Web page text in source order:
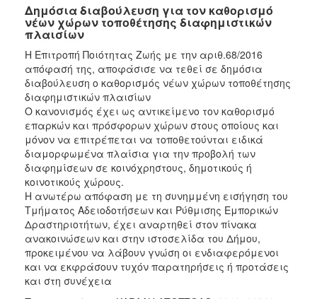
2022
2020
2019
2018
2017
2016
2015
2013
ΤΟΠΟΣ
ΠΟΛΙΤΙΣΜΟΣ
Δημόσια διαβούλευση για τον καθορισμό
νέων χώρων τοποθέτησης διαφημιστικών
πλαισίων
Η Επιτροπή Ποιότητας Ζωής με την αριθ.68/2016
απόφασή της, αποφάσισε να τεθεί σε δημόσια
διαβούλευση ο καθορισμός νέων χώρων τοποθέτησης
διαφημιστικών πλαισίων
Ο κανονισμός έχει ως αντικείμενο τον καθορισμό
επαρκών και πρόσφορων χώρων στους οποίους και
μόνον να επιτρέπεται να τοποθετούνται ειδικά
διαμορφωμένα πλαίσια για την προβολή των
διαφημίσεων σε κοινόχρηστους, δημοτικούς ή
κοινοτικούς χώρους.
H ανωτέρω απόφαση με τη συνημμένη εισήγηση του
Τμήματος Αδειοδοτήσεων και Ρύθμισης Εμπορικών
Δραστηριοτήτων, έχει αναρτηθεί στον πίνακα
ανακοινώσεων και στην ιστοσελίδα του Δήμου,
προκειμένου να λάβουν γνώση οι ενδιαφερόμενοι
και να εκφράσουν τυχόν παρατηρήσεις ή προτάσεις
και στη συνέχεια